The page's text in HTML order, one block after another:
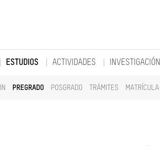
ESTUDIOS
PREGRADO POSGRADO TRÁMITES MATRÍCULA
ACTIVIDADES INVESTIGACIÓN